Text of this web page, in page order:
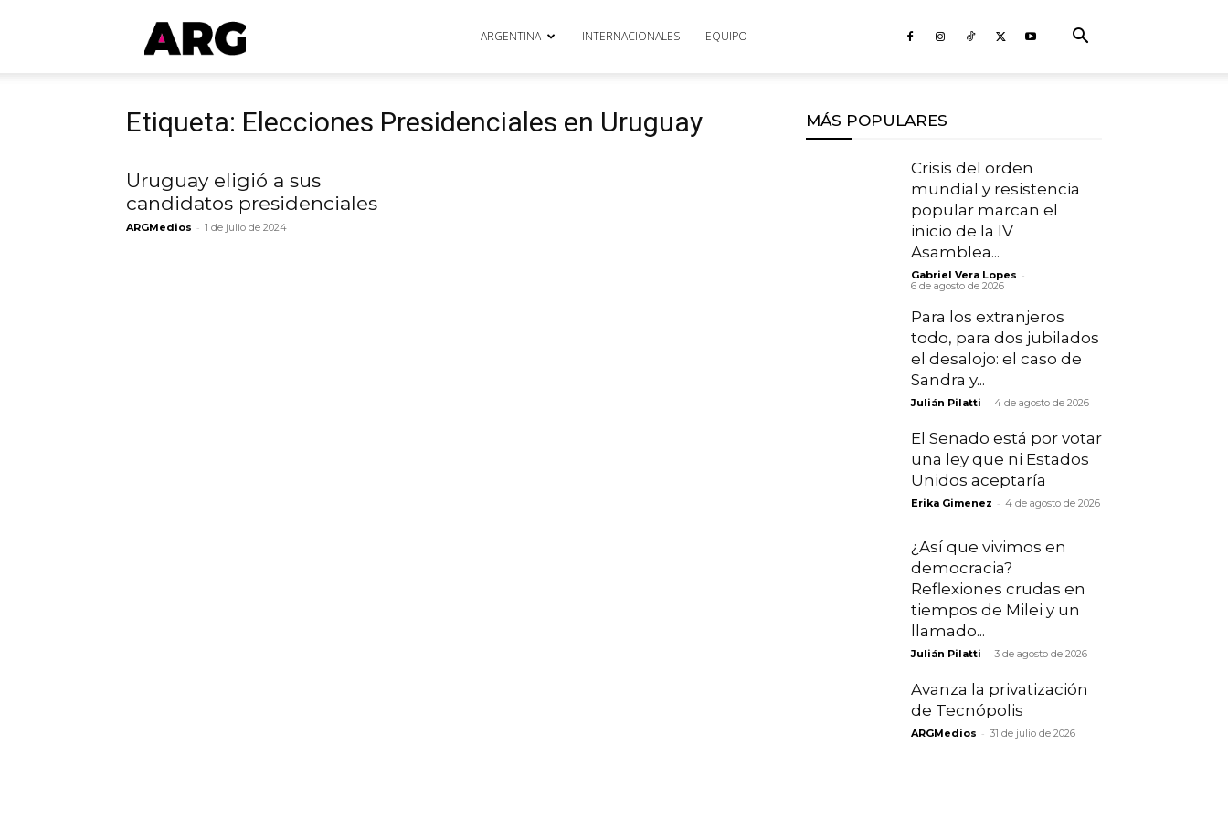
ARGmedios ARGENTINA INTERNACIONALES EQUIPO
Etiqueta: Elecciones Presidenciales en Uruguay
Uruguay eligió a sus
candidatos presidenciales
ARGMedios - 1 de julio de 2024
MÁS POPULARES
Crisis del orden
mundial y resistencia
popular marcan el
inicio de la IV
Asamblea...
Gabriel Vera Lopes -
6 de agosto de 2026
Para los extranjeros
todo, para dos jubilados
el desalojo: el caso de
Sandra y...
Julián Pilatti - 4 de agosto de 2026
El Senado está por votar
una ley que ni Estados
Unidos aceptaría
Erika Gimenez - 4 de agosto de 2026
¿Así que vivimos en
democracia?
Reflexiones crudas en
tiempos de Milei y un
llamado...
Julián Pilatti - 3 de agosto de 2026
Avanza la privatización
de Tecnópolis
ARGMedios - 31 de julio de 2026